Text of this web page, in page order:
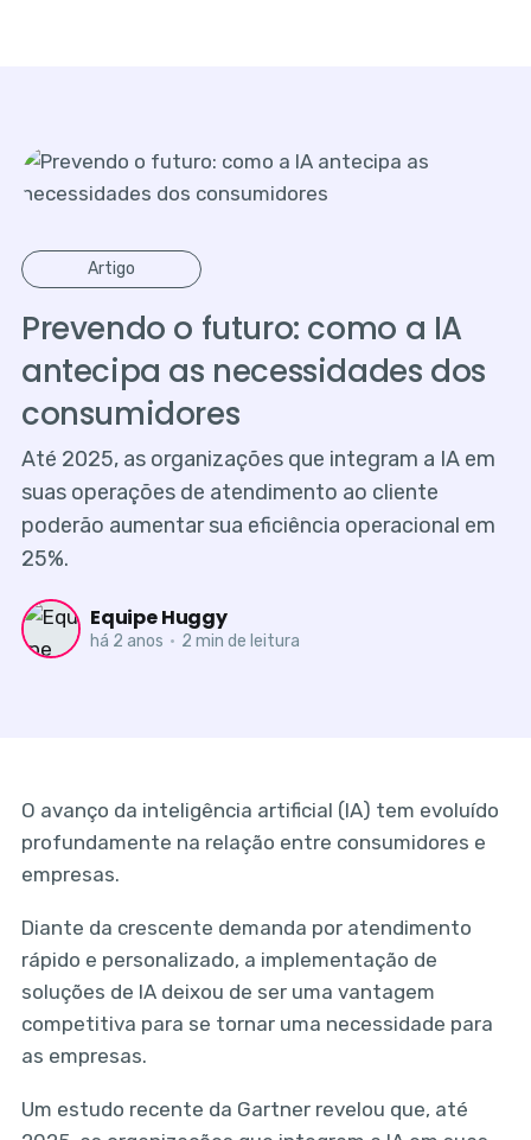
Artigo
Prevendo o futuro: como a IA
antecipa as necessidades dos
consumidores
Até 2025, as organizações que integram a IA em
suas operações de atendimento ao cliente
poderão aumentar sua eficiência operacional em
25%.
Equipe Huggy
há 2 anos • 2 min de leitura
O avanço da inteligência artificial (IA) tem evoluído
profundamente na relação entre consumidores e
empresas.
Diante da crescente demanda por atendimento
rápido e personalizado, a implementação de
soluções de IA deixou de ser uma vantagem
competitiva para se tornar uma necessidade para
as empresas.
Um estudo recente da Gartner revelou que, até